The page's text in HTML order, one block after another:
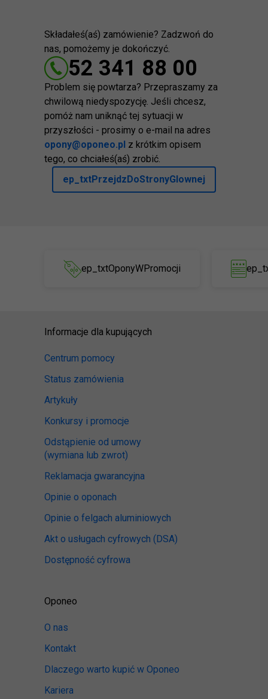
Składałeś(aś) zamówienie? Zadzwoń do
nas, pomożemy je dokończyć.
52 341 88 00
Problem się powtarza? Przepraszamy za
chwilową niedyspozycję. Jeśli chcesz,
pomóż nam uniknąć tej sytuacji w
przyszłości - prosimy o e-mail na adres
opony@oponeo.pl z krótkim opisem
tego, co chciałeś(aś) zrobić.
ep_txtPrzejdzDoStronyGlownej
ep_txtOponyWPromocji
Informacje dla kupujących
Centrum pomocy
Status zamówienia
Artykuły
Konkursy i promocje
Odstąpienie od umowy
(wymiana lub zwrot)
Reklamacja gwarancyjna
Opinie o oponach
Opinie o felgach aluminiowych
Akt o usługach cyfrowych (DSA)
Dostępność cyfrowa
Oponeo
O nas
Kontakt
Dlaczego warto kupić w Oponeo
Kariera